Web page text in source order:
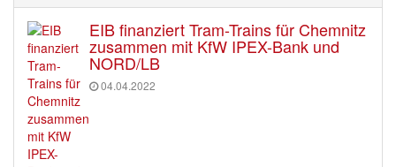
EIB finanziert Tram-Trains für Chemnitz
zusammen mit KfW IPEX-Bank und
NORD/LB
04.04.2022